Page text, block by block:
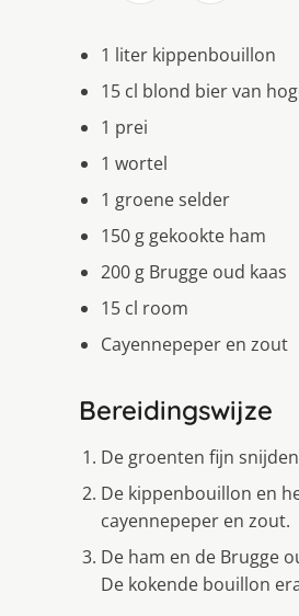
1 liter kippenbouillon
15 cl blond bier van
1 prei
1 wortel
1 groene selder
150 g gekookte ham
200 g Brugge oud kaas
15 cl room
Cayennepeper en zout
Bereidingswijze
De groenten fijn
De kippenbouillon en
cayennepeper en zout.
De ham en de Brugge
De kokende bouillon